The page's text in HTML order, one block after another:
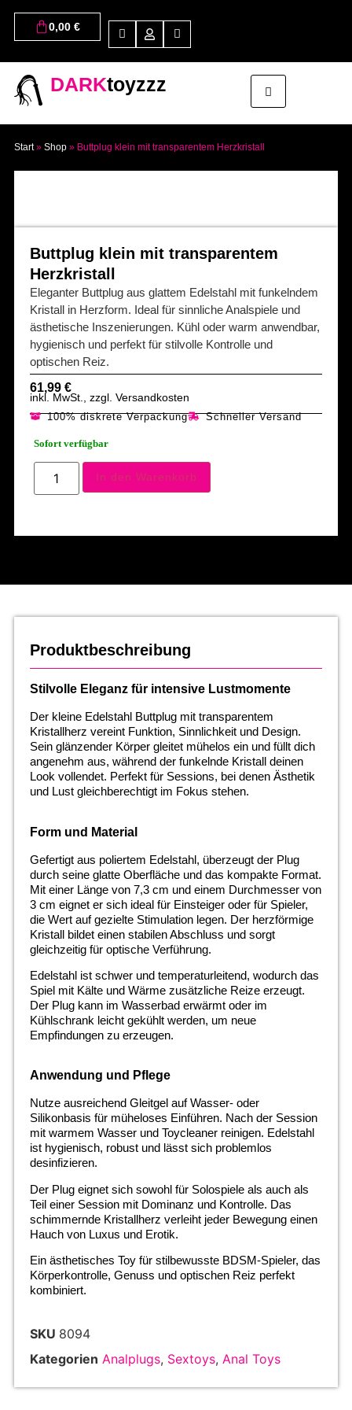
0,00 €
DARKtoyzzz
Start» Shop» Buttplug klein mit transparentem Herzkristall
Buttplug klein mit transparentem
Herzkristall
Eleganter Buttplug aus glattem Edelstahl mit funkelndem
Kristall in Herzform. Ideal für sinnliche Analspiele und
ästhetische Inszenierungen. Kühl oder warm anwendbar,
hygienisch und perfekt für stilvolle Kontrolle und
optischen Reiz.
61,99 €
inkl. MwSt., zzgl. Versandkosten
100% diskrete Verpackung Schneller Versand
Sofort verfügbar
In den Warenkorb
Produktbeschreibung
Stilvolle Eleganz für intensive Lustmomente
Der kleine Edelstahl Buttplug mit transparentem
Kristallherz vereint Funktion, Sinnlichkeit und Design.
Sein glänzender Körper gleitet mühelos ein und füllt dich
angenehm aus, während der funkelnde Kristall deinen
Look vollendet. Perfekt für Sessions, bei denen Ästhetik
und Lust gleichberechtigt im Fokus stehen.
Form und Material
Gefertigt aus poliertem Edelstahl, überzeugt der Plug
durch seine glatte Oberfläche und das kompakte Format.
Mit einer Länge von 7,3 cm und einem Durchmesser von
3 cm eignet er sich ideal für Einsteiger oder für Spieler,
die Wert auf gezielte Stimulation legen. Der herzförmige
Kristall bildet einen stabilen Abschluss und sorgt
gleichzeitig für optische Verführung.
Edelstahl ist schwer und temperaturleitend, wodurch das
Spiel mit Kälte und Wärme zusätzliche Reize erzeugt.
Der Plug kann im Wasserbad erwärmt oder im
Kühlschrank leicht gekühlt werden, um neue
Empfindungen zu erzeugen.
Anwendung und Pflege
Nutze ausreichend Gleitgel auf Wasser- oder
Silikonbasis für müheloses Einführen. Nach der Session
mit warmem Wasser und Toycleaner reinigen. Edelstahl
ist hygienisch, robust und lässt sich problemlos
desinfizieren.
Der Plug eignet sich sowohl für Solospiele als auch als
Teil einer Session mit Dominanz und Kontrolle. Das
schimmernde Kristallherz verleiht jeder Bewegung einen
Hauch von Luxus und Erotik.
Ein ästhetisches Toy für stilbewusste BDSM-Spieler, das
Körperkontrolle, Genuss und optischen Reiz perfekt
kombiniert.
SKU 8094
Kategorien Analplugs, Sextoys, Anal Toys